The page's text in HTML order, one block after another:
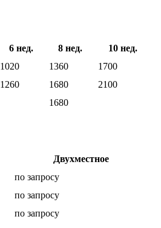
6 нед. 8 нед.
10 нед.
1020 1360
1700
1260 1680
2100
1680
Двухместное
по запросу
по запросу
по запросу